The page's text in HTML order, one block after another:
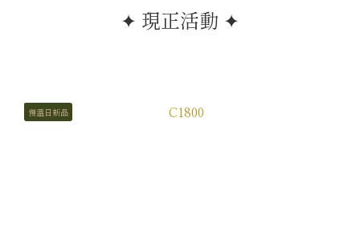
✦ 現正活動 ✦
慢溫日新品